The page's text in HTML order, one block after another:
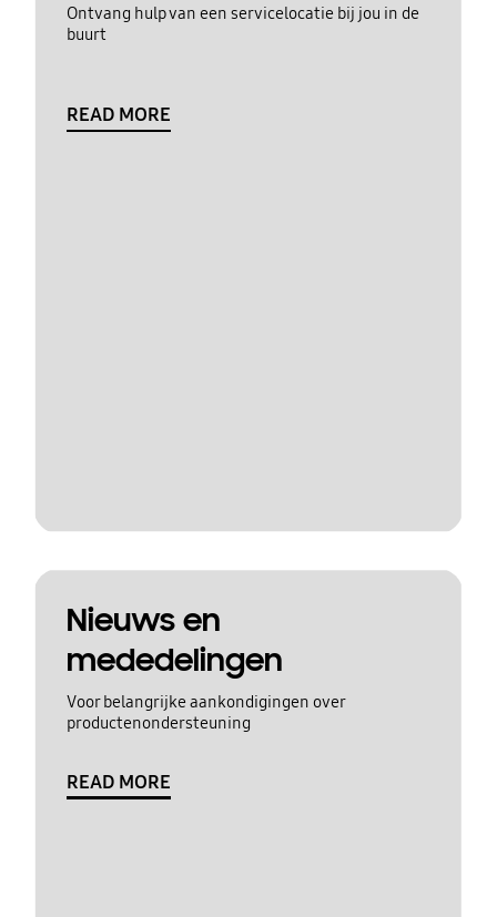
Ontvang hulp van een servicelocatie bij jou in de
buurt
READ MORE
Nieuws en
mededelingen
Voor belangrijke aankondigingen over
productenondersteuning
READ MORE